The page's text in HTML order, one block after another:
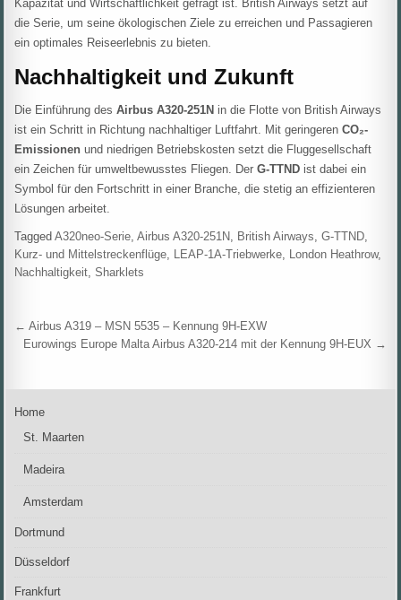
Kapazität und Wirtschaftlichkeit gefragt ist. British Airways setzt auf
die Serie, um seine ökologischen Ziele zu erreichen und Passagieren
ein optimales Reiseerlebnis zu bieten.
Nachhaltigkeit und Zukunft
Die Einführung desAirbus A320-251N in die Flotte von British Airways
ist ein Schritt in Richtung nachhaltiger Luftfahrt. Mit geringerenCO₂-
Emissionen und niedrigen Betriebskosten setzt die Fluggesellschaft
ein Zeichen für umweltbewusstes Fliegen. DerG-TTND ist dabei ein
Symbol für den Fortschritt in einer Branche, die stetig an effizienteren
Lösungen arbeitet.
TaggedA320neo-Serie,Airbus A320-251N, British Airways,G-TTND,
Kurz- und Mittelstreckenflüge, LEAP-1A-Triebwerke, London Heathrow,
Nachhaltigkeit,Sharklets
Beitragsnavigation
← Airbus A319 – MSN 5535 – Kennung 9H-EXW
Eurowings Europe Malta Airbus A320-214 mit der Kennung 9H-EUX →
Home
St. Maarten
Madeira
Amsterdam
Dortmund
Düsseldorf
Frankfurt